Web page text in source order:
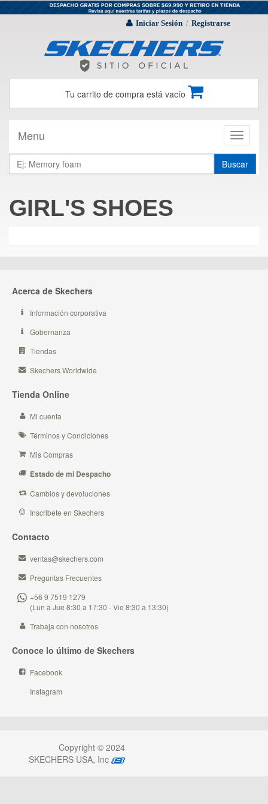
Iniciar Sesión / Registrarse
Tu carrito de compra está vacío
Toggle
Menu
Buscar
GIRL'S SHOES
Acerca de Skechers
Información corporativa
Gobernanza
Tiendas
Skechers Worldwide
Tienda Online
Mi cuenta
Términos y Condiciones
Mis Compras
Estado de mi Despacho
Cambios y devoluciones
Inscribete en Skechers
Contacto
ventas@skechers.com
Preguntas Frecuentes
+56 9 7519 1279
(Lun a Jue 8:30 a 17:30 - Vie 8:30 a 13:30)
Trabaja con nosotros
Conoce lo último de Skechers
Facebook
Instagram
Copyright © 2024
SKECHERS USA, Inc